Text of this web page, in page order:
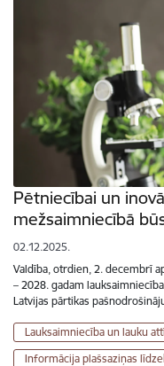
Pētniecībai un
mežsaimniecībā
02.12.2025.
Valdība, otrdien, 2. decembrī
– 2028. gadam
Latvijas pārtikas
Lauksaimniecība un lauku
Informācija plašsaziņas